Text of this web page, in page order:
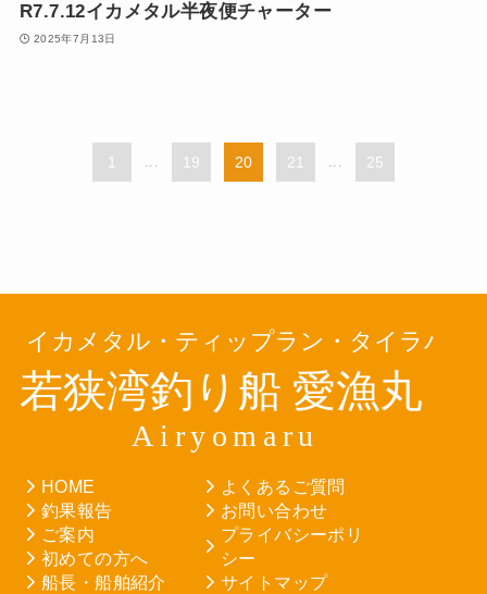
R7.7.12イカメタル半夜便チャーター
2025年7月13日
1 ... 19 20 21 ... 25
HOME
釣果報告
ご案内
初めての方へ
船長・船舶紹介
よくあるご質問
お問い合わせ
プライバシーポリ
シー
サイトマップ